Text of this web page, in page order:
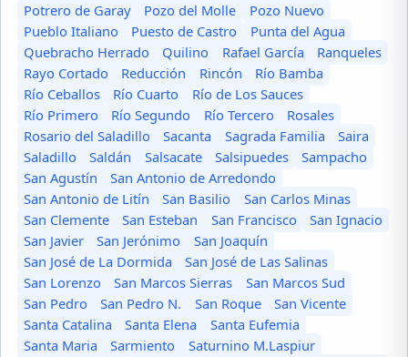
Potrero de Garay
Pozo del Molle
Pozo Nuevo
Pueblo Italiano
Puesto de Castro
Punta del Agua
Quebracho Herrado
Quilino Rafael García
Ranqueles
Rayo Cortado
Reducción Rincón
Río Bamba
Río Ceballos
Río Cuarto
Río de Los Sauces
Río Primero
Río Segundo Río Tercero
Rosales
Rosario del Saladillo
Sacanta Sagrada Familia
Saira
Saladillo
Saldán Salsacate Salsipuedes
Sampacho
San Agustín
San Antonio de Arredondo
San Antonio de Litín
San Basilio
San Carlos Minas
San Clemente
San Esteban San Francisco
San Ignacio
San Javier
San Jerónimo
San Joaquín
San José de La Dormida
San José de Las Salinas
San Lorenzo
San Marcos Sierras
San Marcos Sud
San Pedro
San Pedro N. San Roque
San Vicente
Santa Catalina
Santa Elena
Santa Eufemia
Santa Maria
Sarmiento
Saturnino M.Laspiur